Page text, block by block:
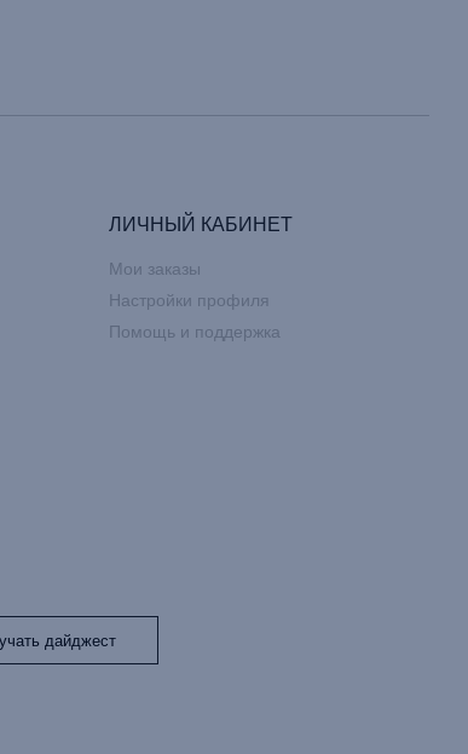
ЛИЧНЫЙ КАБИНЕТ
Мои заказы
Настройки профиля
Помощь и поддержка